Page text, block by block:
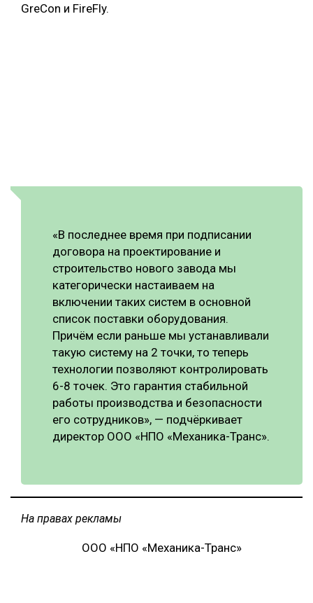
GreCon и FireFly.
«В последнее время при подписании
договора на проектирование и
строительство нового завода мы
категорически настаиваем на
включении таких систем в основной
список поставки оборудования.
Причём если раньше мы устанавливали
такую систему на 2 точки, то теперь
технологии позволяют контролировать
6-8 точек. Это гарантия стабильной
работы производства и безопасности
его сотрудников», — подчёркивает
директор ООО «НПО «Механика-Транс».
На правах рекламы
ООО «НПО «Механика-Транс»